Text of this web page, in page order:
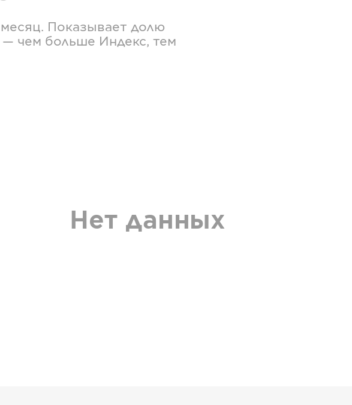
месяц. Показывает долю
— чем больше Индекс, тем
Нет данных